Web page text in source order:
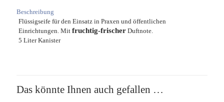
Beschreibung
Flüssigseife für den Einsatz in Praxen und öffentlichen
Einrichtungen. Mit fruchtig-frischerDuftnote.
5 Liter Kanister
Das könnte Ihnen auch gefallen …